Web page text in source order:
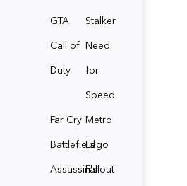
GTA
Stalker
Call of
Duty
Need
for
Speed
Far Cry Metro
BattlefieldLego
Assassin'sFallout